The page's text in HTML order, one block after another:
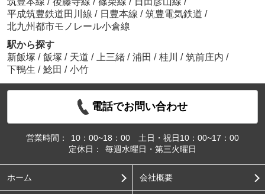
平成筑豊鉄道田川線 / 日豊本線 / 筑豊電気鉄道 /
北九州都市モノレール小倉線
駅から探す
新飯塚 / 飯塚 / 天道 / 上三緒 / 浦田 / 桂川 / 筑前庄内 /
下鴨生 / 鯰田 / 小竹
電話でお問い合わせ
営業時間：
10：00~18：00 土日・祝日10：00~17：00
定休日：
毎週水曜日・第三火曜日
ホーム 会社概要